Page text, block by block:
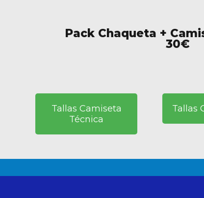
Pack Chaqueta +
30€
Tallas Camiseta
Técnica
Tallas